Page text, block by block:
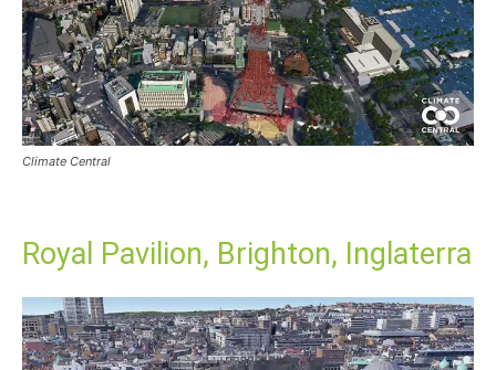
Climate Central
Royal Pavilion, Brighton, Inglaterra